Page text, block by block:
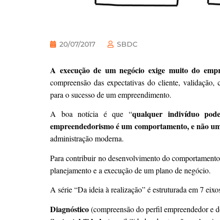
20/07/2017 SBDC
A execução de um negócio exige muito do
compreensão das expectativas do cliente, validação,
para o sucesso de um empreendimento.
A boa notícia é que “qualquer indivíduo
empreendedorismo é um comportamento, e não
administração moderna.
Para contribuir no desenvolvimento do
planejamento e a execução de um plano de negócio.
A série “Da ideia à realização” é estruturada em 7
Diagnóstico(compreensão do perfil empreendedor e